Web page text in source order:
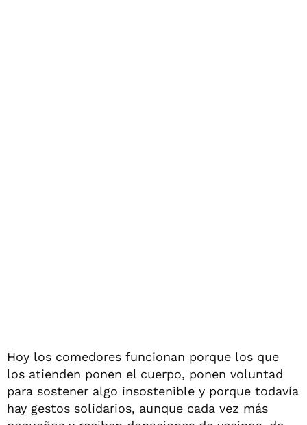
Hoy los comedores funcionan porque los que
los atienden ponen el cuerpo, ponen voluntad
para sostener algo insostenible y porque todavía
hay gestos solidarios, aunque cada vez más